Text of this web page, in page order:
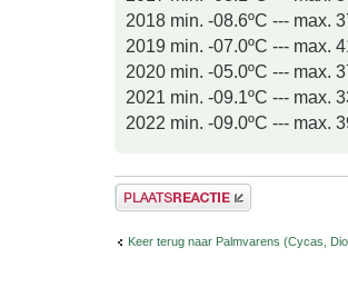
2018 min. -08.6ºC --- max.
2019 min. -07.0ºC --- max.
2020 min. -05.0ºC --- max.
2021 min. -09.1ºC --- max.
2022 min. -09.0ºC --- max.
Plaats een reactie
Keer terug naar Palmvarens (Cycas,